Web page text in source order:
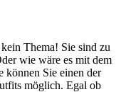
Thema! Sie sind zu
wie wäre es mit dem
können Sie einen der
möglich. Egal ob